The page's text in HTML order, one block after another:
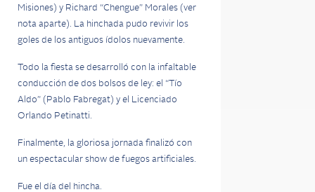
Misiones) y Richard “Chengue” Morales (ver
nota aparte). La hinchada pudo revivir los
goles de los antiguos ídolos nuevamente.
Todo la fiesta se desarrolló con la infaltable
conducción de dos bolsos de ley: el “Tío
Aldo” (Pablo Fabregat) y el Licenciado
Orlando Petinatti.
Finalmente, la gloriosa jornada finalizó con
un espectacular show de fuegos artificiales.
Fue el día del hincha.